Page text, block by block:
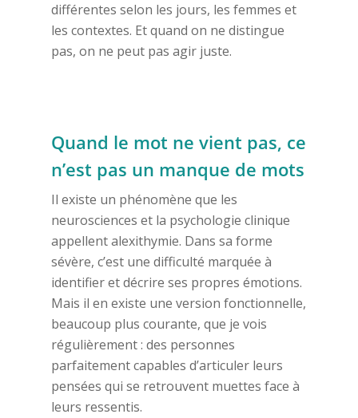
différentes selon les jours, les femmes et
les contextes. Et quand on ne distingue
pas, on ne peut pas agir juste.
Quand le mot ne vient pas, ce
n’est pas un manque de mots
Il existe un phénomène que les
neurosciences et la psychologie clinique
appellent alexithymie. Dans sa forme
sévère, c’est une difficulté marquée à
identifier et décrire ses propres émotions.
Mais il en existe une version fonctionnelle,
beaucoup plus courante, que je vois
régulièrement : des personnes
parfaitement capables d’articuler leurs
pensées qui se retrouvent muettes face à
leurs ressentis.